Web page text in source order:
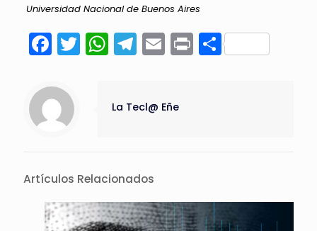
Universidad Nacional de Buenos Aires
Facebook
Twitter
WhatsApp
Telegram
Email
Print
La Tecl@ Eñe
Artículos Relacionados